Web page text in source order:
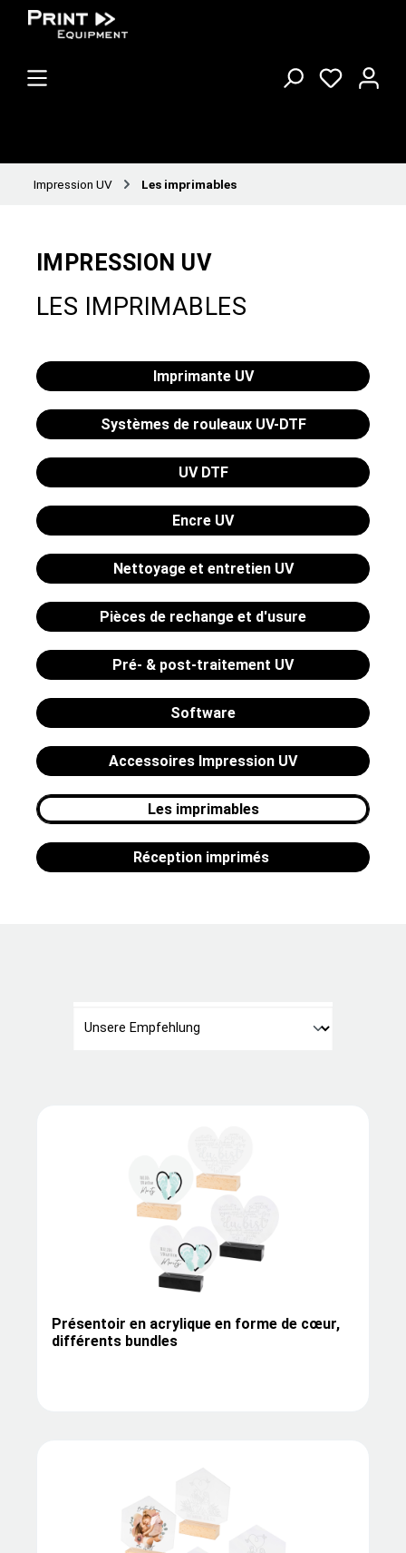
Impression UV Les imprimables
IMPRESSION UV
LES IMPRIMABLES
Imprimante UV
Systèmes de rouleaux UV-DTF
UV DTF
Encre UV
Nettoyage et entretien UV
Pièces de rechange et d'usure
Pré- & post-traitement UV
Software
Accessoires Impression UV
Les imprimables
Réception imprimés
Présentoir en acrylique en forme de cœur,
différents bundles